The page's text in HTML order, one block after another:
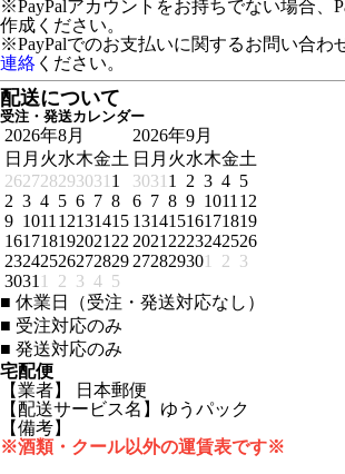
※PayPalアカウントをお持ちでない場合、
作成ください。
※PayPalでのお支払いに関するお問い合わ
連絡 ください。
配送について
受注・発送カレンダー
2026年8月
日 月 火水木金土
262728293031 1
2 3 4 5 6 7 8
9 1011 12131415
161718192021 22
23242526272829
3031 1 2 3 4 5
2026年9月
日 月 火水木金土
3031 1 2 3 4 5
6 7 8 9 1011 12
13141516171819
2021 2223242526
272829301 2 3
■ 休業日（受注・発送対応なし）
■ 受注対応のみ
■ 発送対応のみ
宅配便
【業者】 日本郵便
【配送サービス名】ゆうパック
【備考】
※酒類・クール以外の運賃表です※